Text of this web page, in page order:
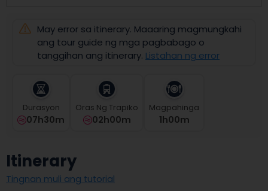
date.
get
the
for
dates.
May error sa itinerary. Maaaring magmungkahi
ang tour guide ng mga pagbabago o
tanggihan ang itinerary. Listahan ng error
Durasyon
07h30m
Oras Ng Trapiko
02h00m
Magpahinga
1H00M
Itinerary
Tingnan muli ang tutorial